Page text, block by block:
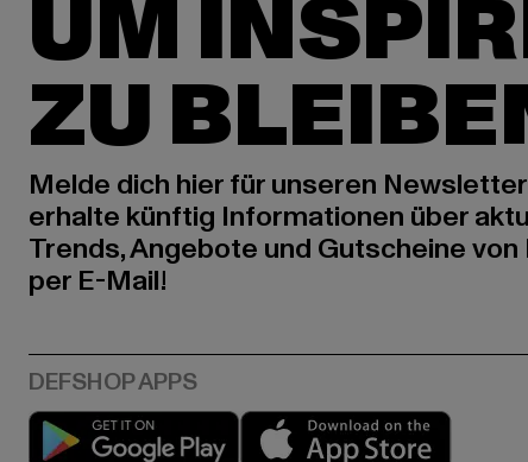
UM
ZU
Melde dich hier für unseren
erhalte künftig Informationen über
Trends, Angebote und Gutscheine
per E-Mail!
Play market